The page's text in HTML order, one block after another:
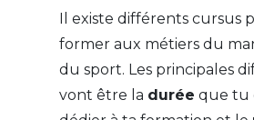
Il existe différents cursus
former aux métiers du
du sport. Les principales
vont être la durée que tu